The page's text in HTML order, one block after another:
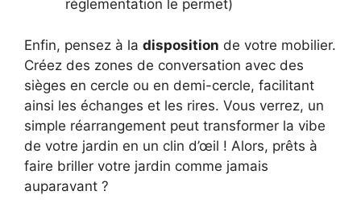
réglementation le permet)
Enfin, pensez à la disposition de votre mobilier.
Créez des zones de conversation avec des
sièges en cercle ou en demi-cercle, facilitant
ainsi les échanges et les rires. Vous verrez, un
simple réarrangement peut transformer la vibe
de votre jardin en un clin d’œil ! Alors, prêts à
faire briller votre jardin comme jamais
auparavant ?